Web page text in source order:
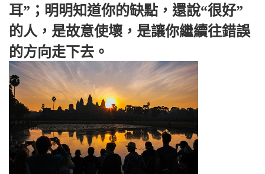
耳”；明明知道你的缺點，還說“很好”
的人，是故意使壞，是讓你繼續往錯誤
的方向走下去。